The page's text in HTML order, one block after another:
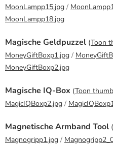
MoonLampp15.jpg /
MoonLampp18.jpg
Magische Geldpuzzel (Toon
MoneyGiftBoxp1.jpg /
MoneyGiftBoxp2.jpg
Magische IQ-Box (Toon
MagicIQBoxp2.jpg /
Magnetische Armband Tool (
Magnogripp1.jpg /